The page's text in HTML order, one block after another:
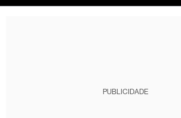
PUBLICIDADE